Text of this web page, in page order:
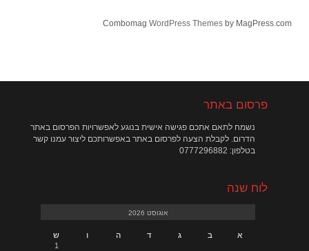
Combomag WordPress Themesby MagPress.com
פרסום באתר
נשמח לתאם אתכם פגישה אישית בנוגע לאפשרויות הפרסום באתר
הדרום. לקבלת הצעה לפרסום באתר באפשרותכם ליצור עמנו קשר
בטלפון: 0777296882
לוח שנה
אוגוסט 2026
א ב ג ד ה ו
ש
1